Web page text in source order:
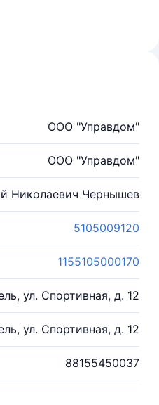
ООО "Управдом"
ООО "Управдом"
Николаевич Чернышев
5105009120
1155105000170
ул. Спортивная, д. 12
ул. Спортивная, д. 12
88155450037